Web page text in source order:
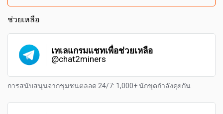
ช่วยเหลือ
เทเลแกรมแชทเพื่อช่วยเหลือ
@chat2miners
การสนับสนุนจากชุมชนตลอด 24/7: 1,000+ นักขุดกำลังคุยกัน